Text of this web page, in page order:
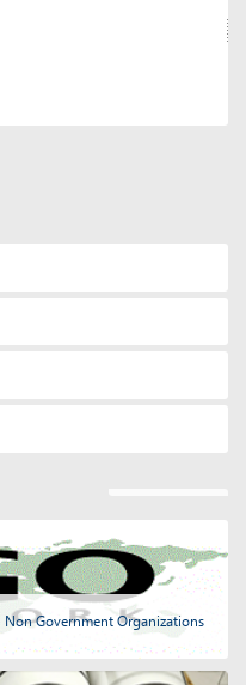
Non Government Organizations